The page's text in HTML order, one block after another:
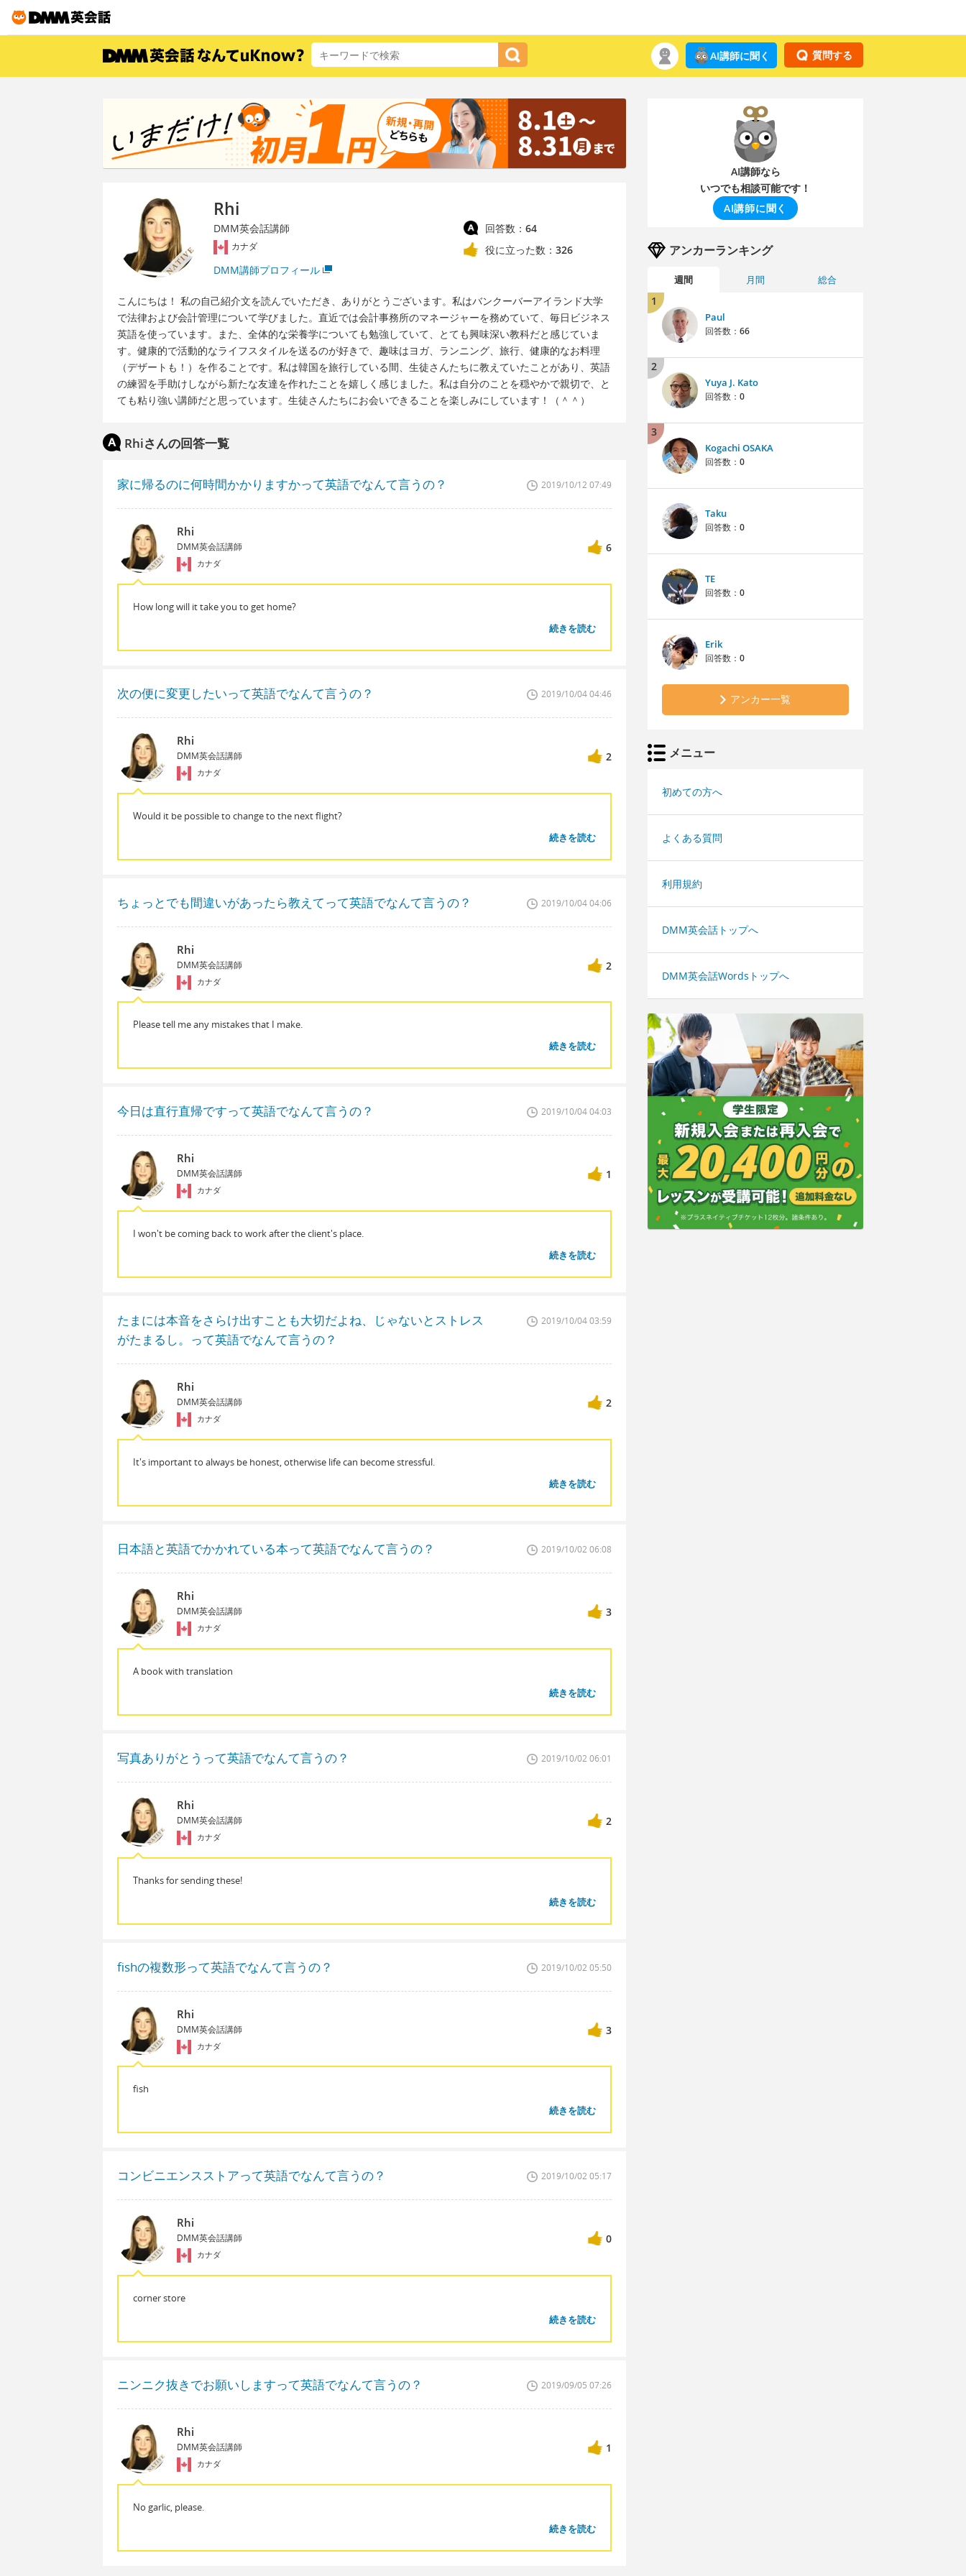
質問する
AI講師に聞く
Rhi
DMM英会話講師
カナダ
DMM講師プロフィール
回答数： 64
役に立った数： 326
こんにちは！ 私の自己紹介文を読んでいただき、ありがとうございます。私はバンクーバーアイランド大学
で法律および会計管理について学びました。直近では会計事務所のマネージャーを務めていて、毎日ビジネス
英語を使っています。また、全体的な栄養学についても勉強していて、とても興味深い教科だと感じていま
す。健康的で活動的なライフスタイルを送るのが好きで、趣味はヨガ、ランニング、旅行、健康的なお料理
（デザートも！）を作ることです。私は韓国を旅行している間、生徒さんたちに教えていたことがあり、英語
の練習を手助けしながら新たな友達を作れたことを嬉しく感じました。私は自分のことを穏やかで親切で、と
ても粘り強い講師だと思っています。生徒さんたちにお会いできることを楽しみにしています！（＾＾）
Rhiさんの回答一覧
家に帰るのに何時間かかりますかって英語でなんて言うの？ 2019/10/12 07:49
Rhi
DMM英会話講師
カナダ
6
How long will it take you to get home?
続きを読む
次の便に変更したいって英語でなんて言うの？ 2019/10/04 04:46
Rhi
DMM英会話講師
カナダ
2
Would it be possible to change to the next flight?
続きを読む
ちょっとでも間違いがあったら教えてって英語でなんて言うの？ 2019/10/04 04:06
Rhi
DMM英会話講師
カナダ
2
Please tell me any mistakes that I make.
続きを読む
今日は直行直帰ですって英語でなんて言うの？ 2019/10/04 04:03
Rhi
DMM英会話講師
カナダ
1
I won't be coming back to work after the client's place.
続きを読む
たまには本音をさらけ出すことも大切だよね、じゃないとストレス
がたまるし。って英語でなんて言うの？
2019/10/04 03:59
Rhi
DMM英会話講師
カナダ
2
It's important to always be honest, otherwise life can become stressful.
続きを読む
日本語と英語でかかれている本って英語でなんて言うの？ 2019/10/02 06:08
Rhi
DMM英会話講師
カナダ
3
A book with translation
続きを読む
写真ありがとうって英語でなんて言うの？ 2019/10/02 06:01
Rhi
DMM英会話講師
カナダ
2
Thanks for sending these!
続きを読む
fishの複数形って英語でなんて言うの？ 2019/10/02 05:50
Rhi
DMM英会話講師
カナダ
3
fish
続きを読む
コンビニエンスストアって英語でなんて言うの？ 2019/10/02 05:17
Rhi
DMM英会話講師
カナダ
0
corner store
続きを読む
ニンニク抜きでお願いしますって英語でなんて言うの？ 2019/09/05 07:26
Rhi
DMM英会話講師
カナダ
1
No garlic, please.
続きを読む
AI講師なら
いつでも相談可能です！
AI講師に聞く
アンカーランキング
週間 月間 総合
1
Paul
回答数： 66
2
Yuya J. Kato
回答数： 0
3
Kogachi OSAKA
回答数： 0
Taku
回答数： 0
TE
回答数： 0
Erik
回答数： 0
アンカー一覧
メニュー
初めての方へ
よくある質問
利用規約
DMM英会話トップへ
DMM英会話Wordsトップへ